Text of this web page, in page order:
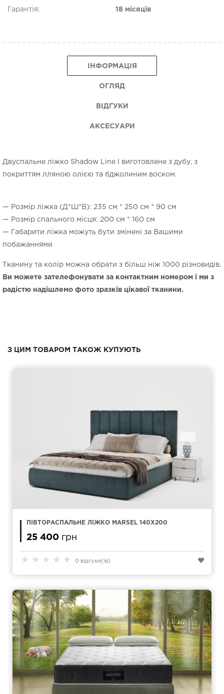
Гарантія: 18 місяців
ІНФОРМАЦІЯ
ОГЛЯД
ВІДГУКИ
АКСЕСУАРИ
Двуспальне ліжко Shadow Line I виготовлене з дубу, з
покриттям лляною олією та бджолиним воском.
— Розмір ліжка (Д*Ш*В): 235 см * 250 см * 90 см
— Розмір спального місця: 200 см * 160 см
— Габарити ліжка можуть бути змінені за Вашими
побажаннями
Тканину та колір можна обрати з більш ніж 1000 різновидів.
Ви можете зателефонувати за контактним номером і ми з
радістю надішлемо фото зразків цікавої тканини.
З ЦИМ ТОВАРОМ ТАКОЖ КУПУЮТЬ
★ ★ ★ ★ ★ 0 відгуки(ів)
ПІВТОРАСПАЛЬНЕ ЛІЖКО MARSEL 140Х200
25 400 грн